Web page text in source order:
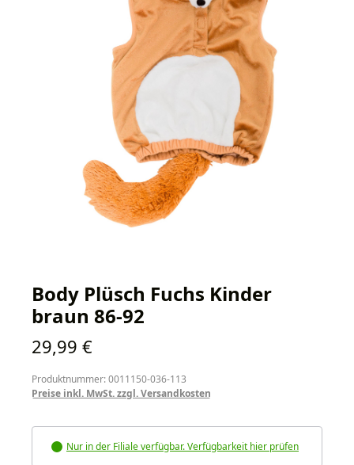
Body Plüsch Fuchs Kinder
braun 86-92
Regulärer Preis:
29,99 €
Produktnummer: 0011150-036-113
Preise inkl. MwSt. zzgl. Versandkosten
Nur in der Filiale verfügbar. Verfügbarkeit hier prüfen